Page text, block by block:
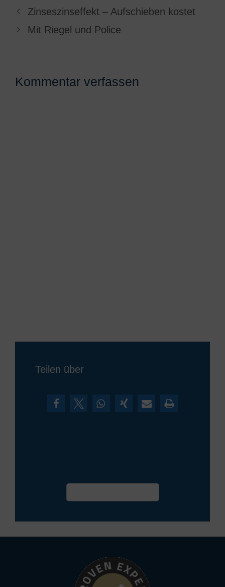
Zinseszinseffekt – Aufschieben kostet
Mit Riegel und Police
Kommentar verfassen
Teilen über